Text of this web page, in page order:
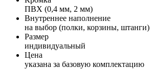
ПВХ (0,4 мм, 2 мм)
Внутреннее наполнение
на выбор (полки, корзины, штанги)
Размер
индивидуальный
Цена
указана за базовую комплектацию